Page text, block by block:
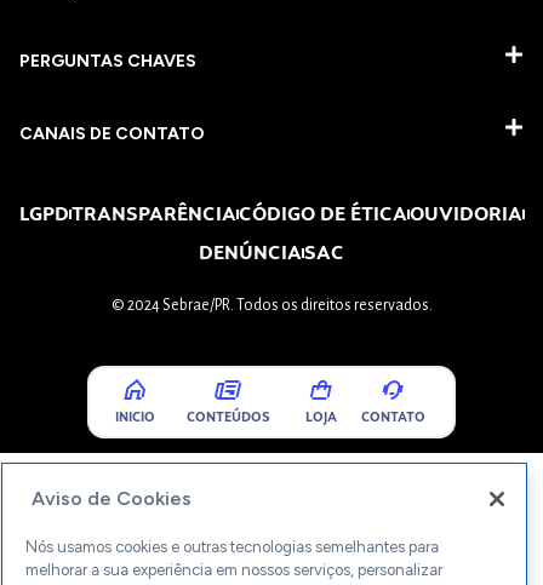
PERGUNTAS CHAVES​
CANAIS DE CONTATO
LGPDTRANSPARÊNCIACÓDIGO DE ÉTICAOUVIDORIA
DENÚNCIASAC
© 2024 Sebrae/PR. Todos os direitos reservados.
INICIO CONTEÚDOS LOJA CONTATO
Aviso de Cookies
Nós usamos cookies e outras tecnologias semelhantes para
melhorar a sua experiência em nossos serviços, personalizar